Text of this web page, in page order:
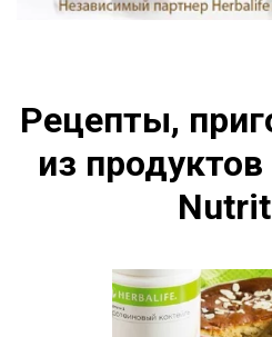
Рецепты,
из